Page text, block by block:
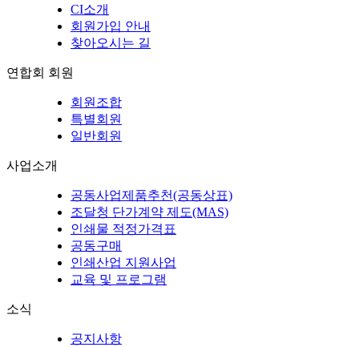
CI소개
회원가입 안내
찾아오시는 길
연합회 회원
회원조합
특별회원
일반회원
사업소개
공동사업제품추천(공동상표)
조달청 단가계약 제도(MAS)
인쇄물 적정가격표
공동구매
인쇄산업 지원사업
교육 및 프로그램
소식
공지사항